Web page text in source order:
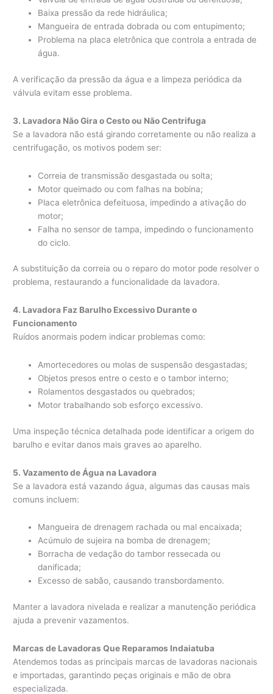
Baixa pressão da rede hidráulica;
Mangueira de entrada dobrada ou com entupimento;
Problema na placa eletrônica que controla a entrada de
água.
A verificação da pressão da água e a limpeza periódica da
válvula evitam esse problema.
3. Lavadora Não Gira o Cesto ou Não Centrifuga
Se a lavadora não está girando corretamente ou não realiza a
centrifugação, os motivos podem ser:
Correia de transmissão desgastada ou solta;
Motor queimado ou com falhas na bobina;
Placa eletrônica defeituosa, impedindo a ativação do
motor;
Falha no sensor de tampa, impedindo o funcionamento
do ciclo.
A substituição da correia ou o reparo do motor pode resolver o
problema, restaurando a funcionalidade da lavadora.
4. Lavadora Faz Barulho Excessivo Durante o
Funcionamento
Ruídos anormais podem indicar problemas como:
Amortecedores ou molas de suspensão desgastadas;
Objetos presos entre o cesto e o tambor interno;
Rolamentos desgastados ou quebrados;
Motor trabalhando sob esforço excessivo.
Uma inspeção técnica detalhada pode identificar a origem do
barulho e evitar danos mais graves ao aparelho.
5. Vazamento de Água na Lavadora
Se a lavadora está vazando água, algumas das causas mais
comuns incluem:
Mangueira de drenagem rachada ou mal encaixada;
Acúmulo de sujeira na bomba de drenagem;
Borracha de vedação do tambor ressecada ou
danificada;
Excesso de sabão, causando transbordamento.
Manter a lavadora nivelada e realizar a manutenção periódica
ajuda a prevenir vazamentos.
Marcas de Lavadoras Que Reparamos Indaiatuba
Atendemos todas as principais marcas de lavadoras nacionais
e importadas, garantindo peças originais e mão de obra
especializada.